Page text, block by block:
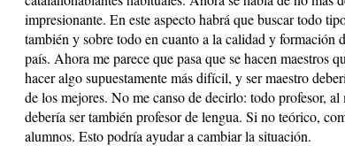
impresionante. En este aspecto habrá que buscar todo
también y sobre todo en cuanto a la calidad y formación
país. Ahora me parece que pasa que se hacen maestros
hacer algo supuestamente más difícil, y ser maestro
de los mejores. No me canso de decirlo: todo profesor,
debería ser también profesor de lengua. Si no teórico,
alumnos. Esto podría ayudar a cambiar la situación.